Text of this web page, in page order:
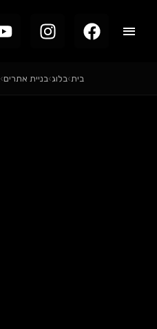
בית›בלוג›בניית אתרים›